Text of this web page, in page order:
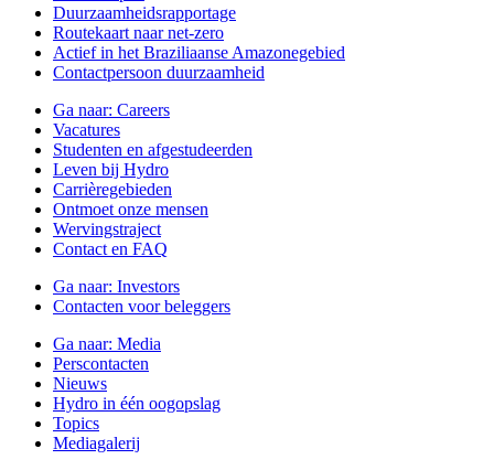
Duurzaamheidsrapportage
Routekaart naar net-zero
Actief in het Braziliaanse Amazonegebied
Contactpersoon duurzaamheid
Ga naar: Careers
Vacatures
Studenten en afgestudeerden
Leven bij Hydro
Carrièregebieden
Ontmoet onze mensen
Wervingstraject
Contact en FAQ
Ga naar: Investors
Contacten voor beleggers
Ga naar: Media
Perscontacten
Nieuws
Hydro in één oogopslag
Topics
Mediagalerij